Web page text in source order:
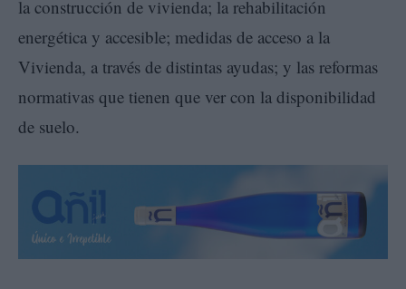
la construcción de vivienda; la rehabilitación
energética y accesible; medidas de acceso a la
Vivienda, a través de distintas ayudas; y las reformas
normativas que tienen que ver con la disponibilidad
de suelo.